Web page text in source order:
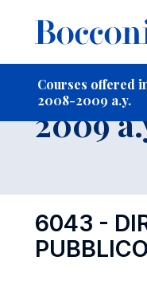
Courses offered
2008-2009 a.y.
-
2009
6043 -
PUBBLICO